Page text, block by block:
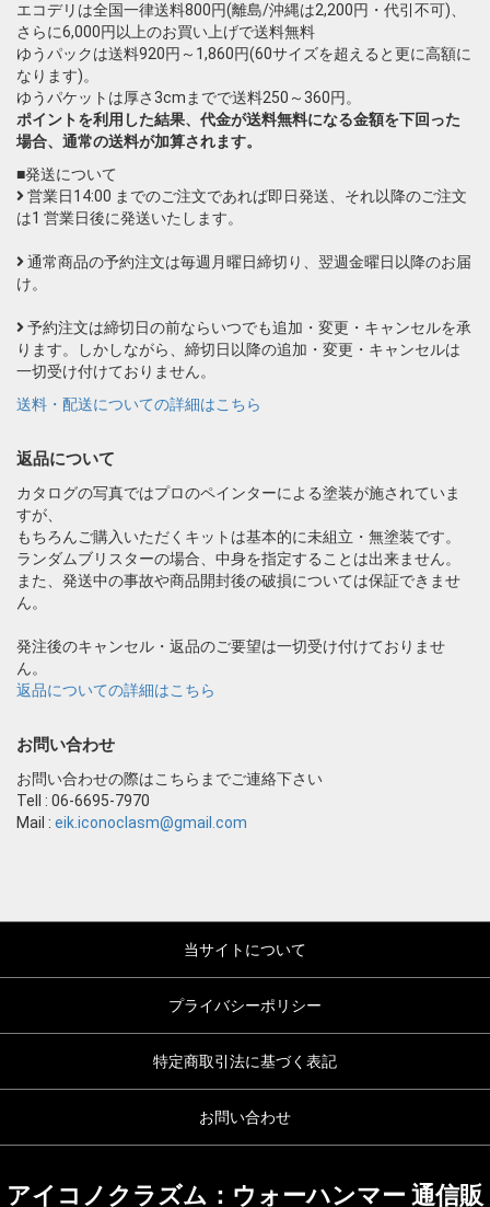
エコデリは全国一律送料800円(離島/沖縄は2,200円・代引不可)、
さらに6,000円以上のお買い上げで送料無料
ゆうパックは送料920円～1,860円(60サイズを超えると更に高額に
なります)。
ゆうパケットは厚さ3cmまでで送料250～360円。
ポイントを利用した結果、代金が送料無料になる金額を下回った
場合、通常の送料が加算されます。
■発送について
営業日14:00 までのご注文であれば即日発送、それ以降のご注文
は1 営業日後に発送いたします。
通常商品の予約注文は毎週月曜日締切り、翌週金曜日以降のお届
け。
予約注文は締切日の前ならいつでも追加・変更・キャンセルを承
ります。しかしながら、締切日以降の追加・変更・キャンセルは
一切受け付けておりません。
送料・配送についての詳細はこちら
返品について
カタログの写真ではプロのペインターによる塗装が施されていま
すが、
もちろんご購入いただくキットは基本的に未組立・無塗装です。
ランダムブリスターの場合、中身を指定することは出来ません。
また、発送中の事故や商品開封後の破損については保証できませ
ん。
発注後のキャンセル・返品のご要望は一切受け付けておりませ
ん。
返品についての詳細はこちら
お問い合わせ
お問い合わせの際はこちらまでご連絡下さい
Tell : 06-6695-7970
Mail : eik.iconoclasm@gmail.com
当サイトについて
プライバシーポリシー
特定商取引法に基づく表記
お問い合わせ
アイコノクラズム：ウォーハンマー 通信販